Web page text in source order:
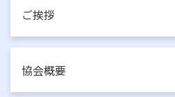
ご挨拶
協会概要